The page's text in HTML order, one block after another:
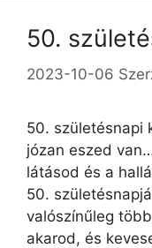
50.
2023-10-06
50. születésnapi
józan eszed
látásod és a
50.
valószínűleg
akarod, és